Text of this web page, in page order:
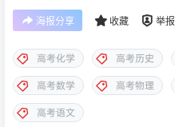
海报分享 收藏 举报
高考化学 高考历史
高考数学
高考物理
高考语文